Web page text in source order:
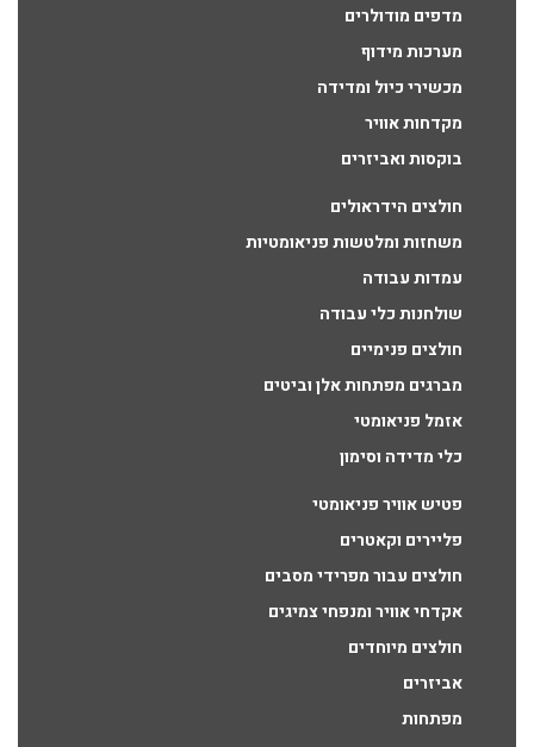
מדפים מודולרים
מערכות מידוף
מכשירי כיול ומדידה
מקדחות אוויר
בוקסות ואביזרים
חולצים הידראולים
משחזות ומלטשות פניאומטיות
עמדות עבודה
שולחנות כלי עבודה
חולצים פנימיים
מברגים מפתחות אלן וביטים
אזמל פניאומטי
כלי מדידה וסימון
פטיש אוויר פניאומטי
פליירים וקאטרים
חולצים עבור מפרידי מסבים
אקדחי אוויר ומנפחי צמיגים
חולצים מיוחדים
אביזרים
מפתחות